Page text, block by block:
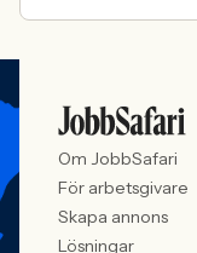
Om JobbSafari
För arbetsgivare
Skapa annons
Lösningar